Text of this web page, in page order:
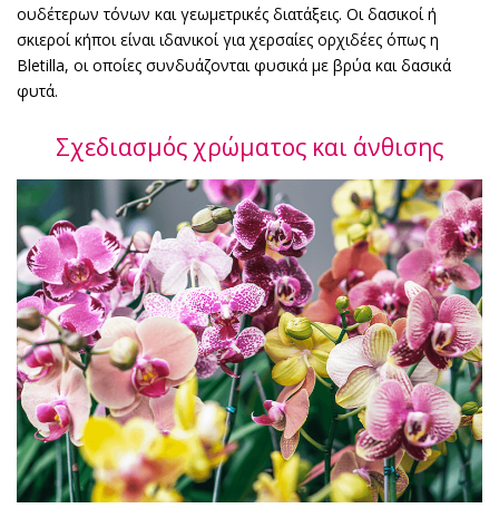
ουδέτερων τόνων και γεωμετρικές διατάξεις. Οι δασικοί ή
σκιεροί κήποι είναι ιδανικοί για χερσαίες ορχιδέες όπως η
Bletilla, οι οποίες συνδυάζονται φυσικά με βρύα και δασικά
φυτά.
Σχεδιασμός χρώματος και άνθισης